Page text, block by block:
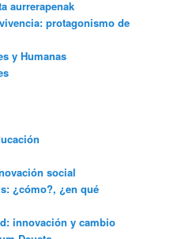
aurrerapenak
protagonismo de
y Humanas
social
¿cómo?, ¿en qué
innovación y cambio